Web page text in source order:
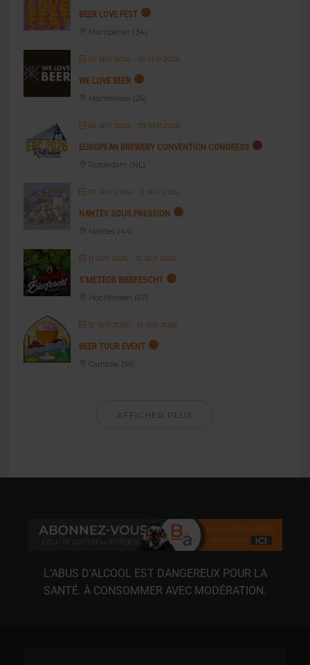
BEER LOVE FEST
Montpellier (34)
04 SEP 2026- 05 SEP 2026
WE LOVE BEER
Montélimar (26)
06 SEP 2026- 09 SEP 2026
EUROPEAN BREWERY CONVENTION CONGRESS
Rotterdam (NL)
07 SEP 2026- 13 SEP 2026
NANTES SOUS PRESSION
Nantes (44)
11 SEP 2026- 12 SEP 2026
S’METEOR BIERFESCHT
Hochfelden (67)
12 SEP 2026- 13 SEP 2026
BEER TOUR EVENT
Cambrai (59)
AFFICHER PLUS
L’ABUS D’ALCOOL EST DANGEREUX POUR LA
SANTÉ. À CONSOMMER AVEC MODÉRATION.